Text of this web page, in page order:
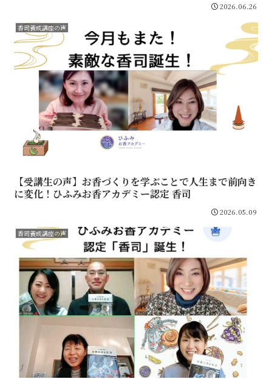
2026.06.26
香司養成講座の声
【受講生の声】お香づくりを学ぶことで人生まで前向き
に変化！ひふみお香アカデミー認定 香司
2026.05.09
香司養成講座の声